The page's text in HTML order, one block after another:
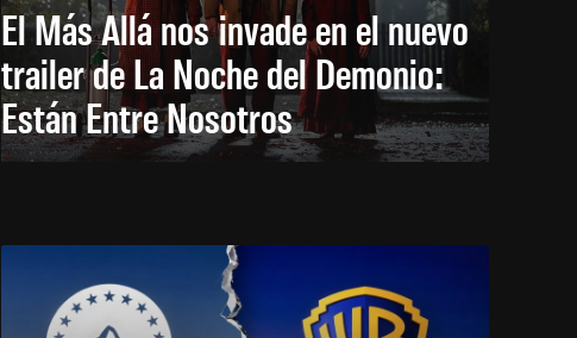
El Más Allá nos invade en el nuevo
trailer de La Noche del Demonio:
Están Entre Nosotros